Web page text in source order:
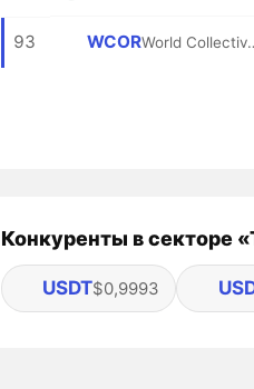
93 WCOR World
Конкуренты в секторе
USDT$0,9993